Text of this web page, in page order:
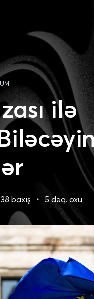
ilə
baxış 5 dəq. oxu